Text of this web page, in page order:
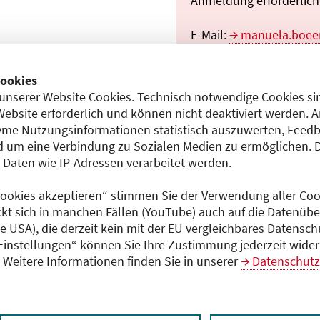
Website Cookies. Technisch notwendige Cookies
erforderlich und können nicht deaktiviert werden.
Nutzungsinformationen statistisch auszuwerten,
eine Verbindung zu Sozialen Medien zu ermöglichen.
wie IP-Adressen verarbeitet werden.
akzeptieren“ stimmen Sie der Verwendung aller
sich in manchen Fällen (YouTube) auch auf die
USA), die derzeit kein mit der EU vergleichbares
können Sie Ihre Zustimmung jederzeit
Informationen finden Sie in unserer
E-Mail:
Dokumente
Programm (PDF)